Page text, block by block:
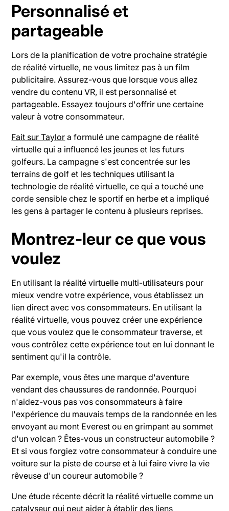
Personnalisé et
partageable
Lors de la planification de votre prochaine stratégie
de réalité virtuelle, ne vous limitez pas à un film
publicitaire. Assurez-vous que lorsque vous allez
vendre du contenu VR, il est personnalisé et
partageable. Essayez toujours d'offrir une certaine
valeur à votre consommateur.
Fait sur Taylor a formulé une campagne de réalité
virtuelle qui a influencé les jeunes et les futurs
golfeurs. La campagne s'est concentrée sur les
terrains de golf et les techniques utilisant la
technologie de réalité virtuelle, ce qui a touché une
corde sensible chez le sportif en herbe et a impliqué
les gens à partager le contenu à plusieurs reprises.
Montrez-leur ce que vous
voulez
En utilisant la réalité virtuelle multi-utilisateurs pour
mieux vendre votre expérience, vous établissez un
lien direct avec vos consommateurs. En utilisant la
réalité virtuelle, vous pouvez créer une expérience
que vous voulez que le consommateur traverse, et
vous contrôlez cette expérience tout en lui donnant le
sentiment qu'il la contrôle.
Par exemple, vous êtes une marque d'aventure
vendant des chaussures de randonnée. Pourquoi
n'aidez-vous pas vos consommateurs à faire
l'expérience du mauvais temps de la randonnée en les
envoyant au mont Everest ou en grimpant au sommet
d'un volcan ? Êtes-vous un constructeur automobile ?
Et si vous forgiez votre consommateur à conduire une
voiture sur la piste de course et à lui faire vivre la vie
rêveuse d'un coureur automobile ?
Une étude récente décrit la réalité virtuelle comme un
catalyseur qui peut aider à établir des liens